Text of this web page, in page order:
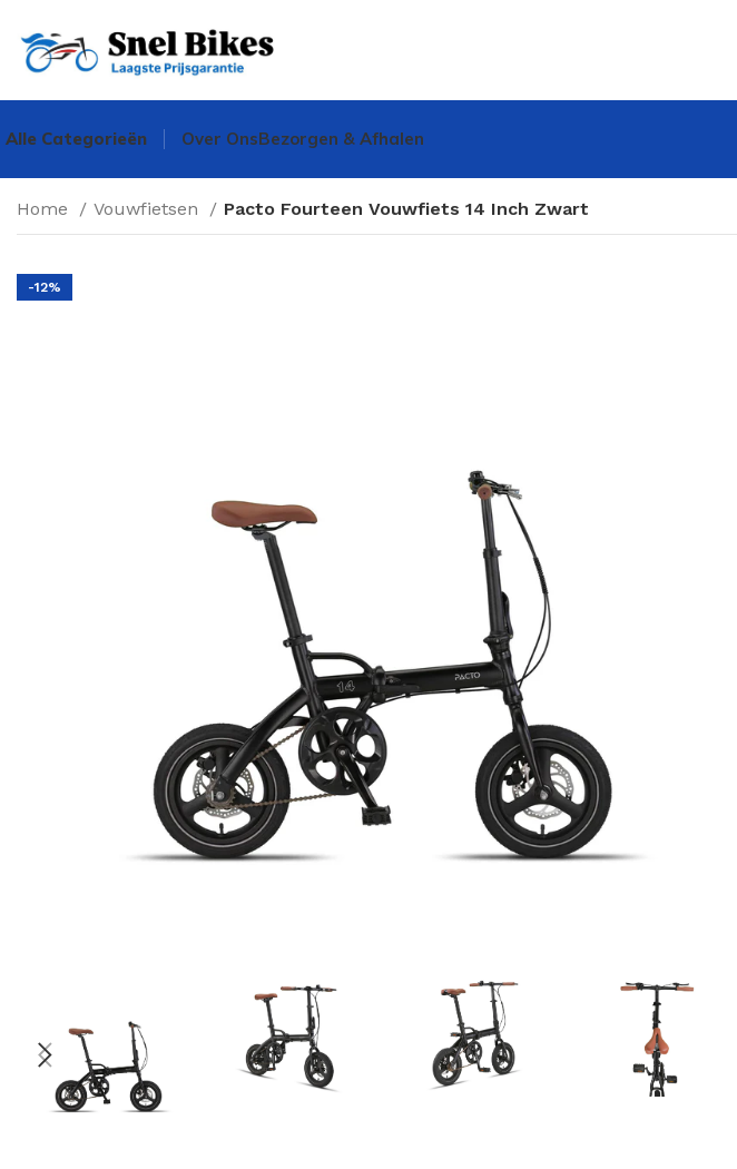
Alle Categorieën Over OnsBezorgen & Afhalen
Home Vouwfietsen Pacto Fourteen Vouwfiets 14 Inch Zwart
-12%